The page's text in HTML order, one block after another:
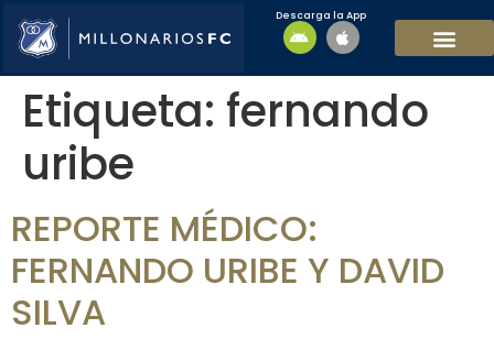
Descarga la App
Etiqueta: fernando
uribe
REPORTE MÉDICO:
FERNANDO URIBE Y DAVID
SILVA